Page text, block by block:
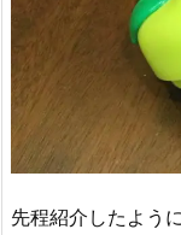
先程紹介したよう